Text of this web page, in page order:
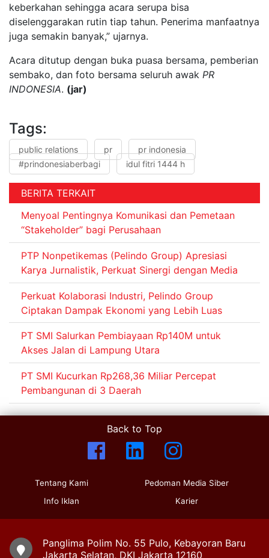
keberkahan sehingga acara serupa bisa
diselenggarakan rutin tiap tahun. Penerima manfaatnya
juga semakin banyak,” ujarnya.
Acara ditutup dengan buka puasa bersama, pemberian
sembako, dan foto bersama seluruh awak PR
INDONESIA. (jar)
Tags:
public relations pr
pr indonesia
#prindonesiaberbagi
idul fitri 1444 h
BERITA TERKAIT
Menyoal Pentingnya Komunikasi dan Pemetaan
“Stakeholder” bagi Perusahaan
PTP Nonpetikemas (Pelindo Group) Apresiasi
Karya Jurnalistik, Perkuat Sinergi dengan Media
Perkuat Kolaborasi Industri, Pelindo Group
Ciptakan Dampak Ekonomi yang Lebih Luas
PT SMI Salurkan Pembiayaan Rp140M untuk
Akses Jalan di Lampung Utara
PT SMI Kucurkan Rp268,36 Miliar Percepat
Pembangunan di 3 Daerah
Back to Top
Tentang Kami
Info Iklan
Pedoman Media Siber
Karier
Panglima Polim No. 55 Pulo, Kebayoran Baru
Jakarta Selatan, DKI Jakarta 12160